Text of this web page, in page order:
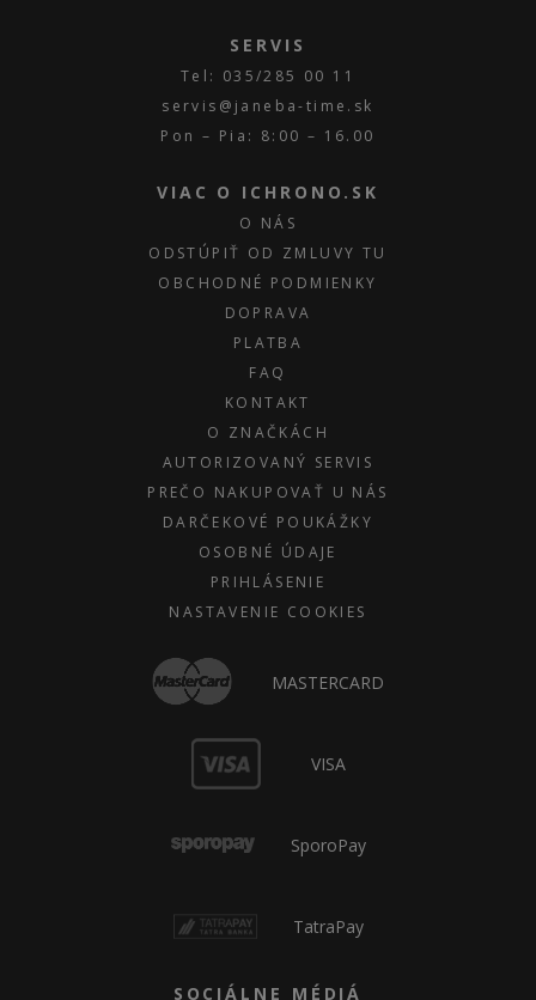
SERVIS
Tel: 035/285 00 11
servis@janeba-time.sk
Pon – Pia: 8:00 – 16.00
VIAC O ICHRONO.SK
O NÁS
ODSTÚPIŤ OD ZMLUVY TU
OBCHODNÉ PODMIENKY
DOPRAVA
PLATBA
FAQ
KONTAKT
O ZNAČKÁCH
AUTORIZOVANÝ SERVIS
PREČO NAKUPOVAŤ U NÁS
DARČEKOVÉ POUKÁŽKY
OSOBNÉ ÚDAJE
PRIHLÁSENIE
NASTAVENIE COOKIES
MASTERCARD
VISA
SporoPay
TatraPay
SOCIÁLNE MÉDIÁ